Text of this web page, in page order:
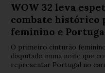
WOW 32 leva
combate
feminino e
O primeiro cinturão
disputado numa noite que
representar Portugal no